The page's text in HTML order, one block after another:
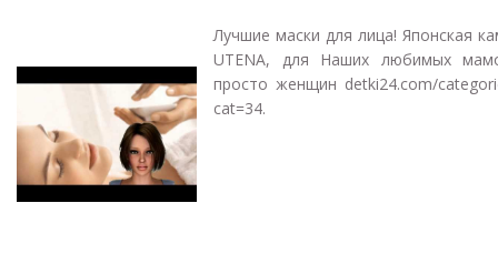
Лучшие маски для лица! Японская
UTENA, для Наших любимых
просто женщин detki24.com/
cat=34.